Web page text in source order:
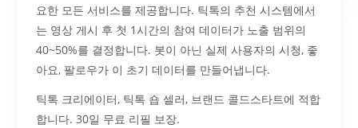
요한 모든 서비스를 제공합니다. 틱톡의 추천 시스템에서
는 영상 게시 후 첫 1시간의 참여 데이터가 노출 범위의
40~50%를 결정합니다. 봇이 아닌 실제 사용자의 시청, 좋
아요, 팔로우가 이 초기 데이터를 만들어냅니다.
틱톡 크리에이터, 틱톡 숍 셀러, 브랜드 콜드스타트에 적합
합니다. 30일 무료 리필 보장.